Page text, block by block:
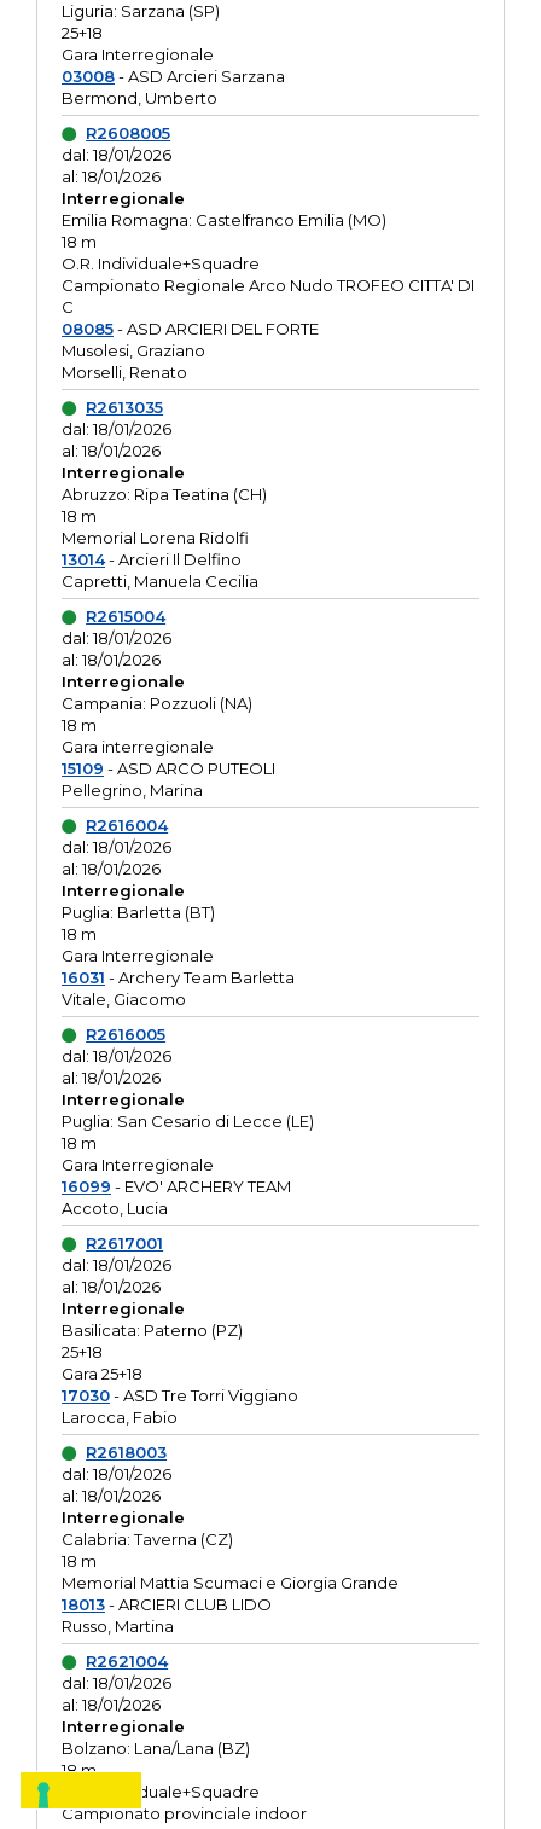
Liguria: Sarzana (SP)
25+18
Gara Interregionale
03008- ASD Arcieri Sarzana
Bermond, Umberto
R2608005
dal: 18/01/2026
al: 18/01/2026
Interregionale
Emilia Romagna: Castelfranco Emilia (MO)
18 m
O.R. Individuale+Squadre
Campionato Regionale Arco Nudo TROFEO CITTA' DI
C
08085- ASD ARCIERI DEL FORTE
Musolesi, Graziano
Morselli, Renato
R2613035
dal: 18/01/2026
al: 18/01/2026
Interregionale
Abruzzo: Ripa Teatina (CH)
18 m
Memorial Lorena Ridolfi
13014- Arcieri Il Delfino
Capretti, Manuela Cecilia
R2615004
dal: 18/01/2026
al: 18/01/2026
Interregionale
Campania: Pozzuoli (NA)
18 m
Gara interregionale
15109 - ASD ARCO PUTEOLI
Pellegrino, Marina
R2616004
dal: 18/01/2026
al: 18/01/2026
Interregionale
Puglia: Barletta (BT)
18 m
Gara Interregionale
16031 - Archery Team Barletta
Vitale, Giacomo
R2616005
dal: 18/01/2026
al: 18/01/2026
Interregionale
Puglia: San Cesario di Lecce (LE)
18 m
Gara Interregionale
16099 - EVO' ARCHERY TEAM
Accoto, Lucia
R2617001
dal: 18/01/2026
al: 18/01/2026
Interregionale
Basilicata: Paterno (PZ)
25+18
Gara 25+18
17030- ASD Tre Torri Viggiano
Larocca, Fabio
R2618003
dal: 18/01/2026
al: 18/01/2026
Interregionale
Calabria: Taverna (CZ)
18 m
Memorial Mattia Scumaci e Giorgia Grande
18013- ARCIERI CLUB LIDO
Russo, Martina
R2621004
dal: 18/01/2026
al: 18/01/2026
Interregionale
Bolzano: Lana/Lana (BZ)
18 m
O.R. Individuale+Squadre
Campionato provinciale indoor